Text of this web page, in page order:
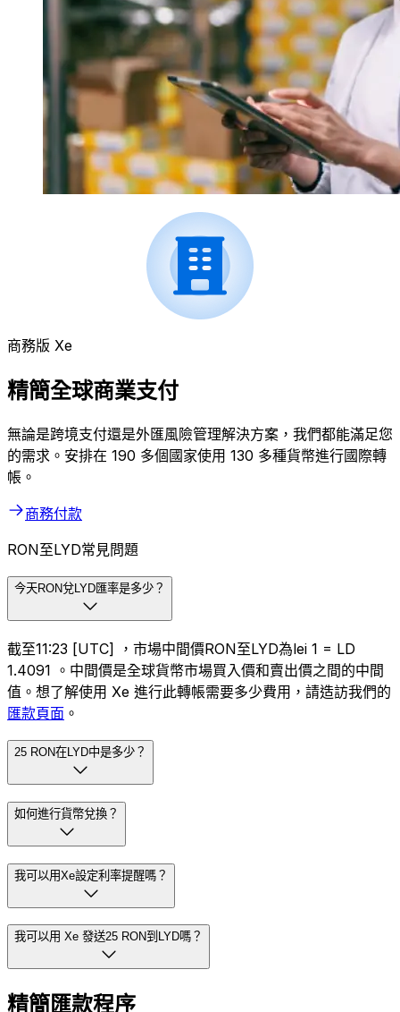
商務版 Xe
精簡全球商業支付
無論是跨境支付還是外匯風險管理解決方案，我們都能滿足您
的需求。安排在 190 多個國家使用 130 多種貨幣進行國際轉
帳。
商務付款
RON至LYD常見問題
今天RON兌LYD匯率是多少？
截至11:23 [UTC] ，市場中間價RON至LYD為lei 1 = LD
1.4091 。中間價是全球貨幣市場買入價和賣出價之間的中間
值。想了解使用 Xe 進行此轉帳需要多少費用，請造訪我們的
匯款頁面 。
25 RON在LYD中是多少？
如何進行貨幣兌換？
我可以用Xe設定利率提醒嗎？
我可以用 Xe 發送25 RON到LYD嗎？
精簡匯款程序